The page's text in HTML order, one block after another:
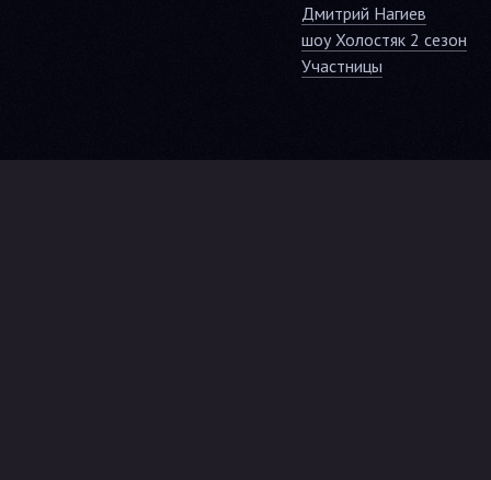
Дмитрий Нагиев
шоу Холостяк 2 сезон
Участницы